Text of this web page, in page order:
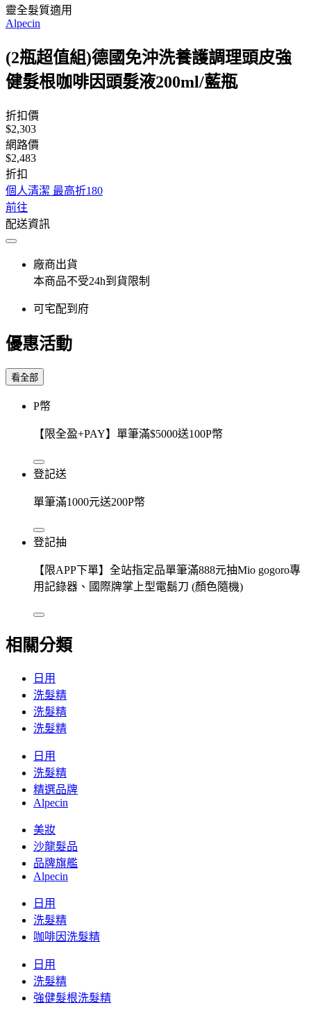
靈全髮質適用
Alpecin
(2瓶超值組)德國免沖洗養護調理頭皮強
健髮根咖啡因頭髮液200ml/藍瓶
折扣價
$2,303
網路價
$2,483
折扣
個人清潔 最高折180
前往
配送資訊
廠商出貨
本商品不受24h到貨限制
可宅配到府
優惠活動
看全部
P幣
【限全盈+PAY】單筆滿$5000送100P幣
登記送
單筆滿1000元送200P幣
登記抽
【限APP下單】全站指定品單筆滿888元抽Mio gogoro專
用記錄器、國際牌掌上型電鬍刀 (顏色隨機)
相關分類
日用
洗髮精
洗髮精
洗髮精
日用
洗髮精
精選品牌
Alpecin
美妝
沙龍髮品
品牌旗艦
Alpecin
日用
洗髮精
咖啡因洗髮精
日用
洗髮精
強健髮根洗髮精